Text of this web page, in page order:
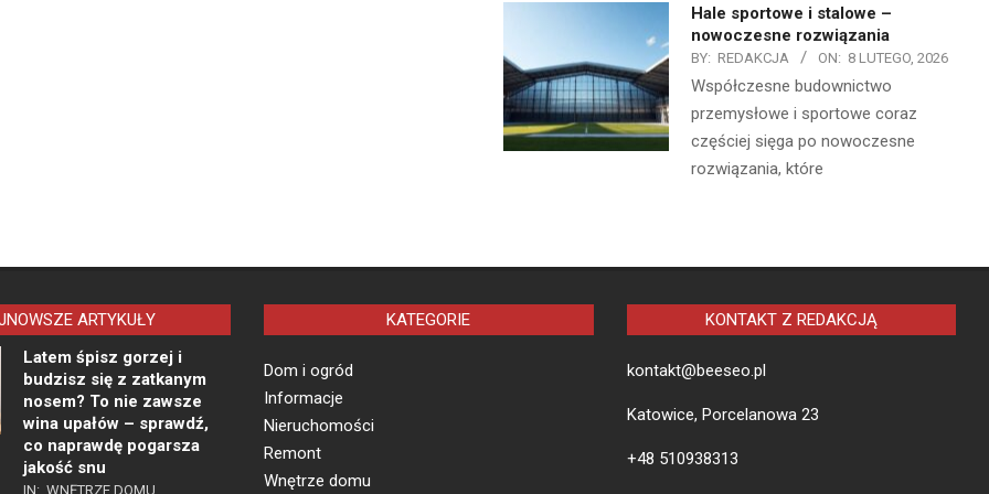
Hale sportowe i stalowe –
nowoczesne rozwiązania
BY: REDAKCJA ON: 8 LUTEGO, 2026
Współczesne budownictwo
przemysłowe i sportowe coraz
częściej sięga po nowoczesne
rozwiązania, które
ARTYKUŁY
Latem śpisz gorzej i
budzisz się z zatkanym
nosem? To nie zawsze
wina upałów – sprawdź,
co naprawdę pogarsza
jakość snu
IN: WNĘTRZE DOMU
KATEGORIE
Dom i ogród
Informacje
Nieruchomości
Remont
Wnętrze domu
KONTAKT Z REDAKCJĄ
kontakt@beeseo.pl
Katowice, Porcelanowa 23
+48 510938313